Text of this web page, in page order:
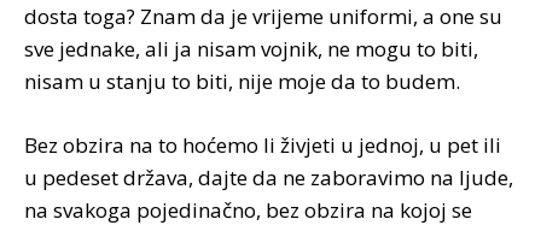
dosta toga? Znam da je vrijeme uniformi, a one su
sve jednake, ali ja nisam vojnik, ne mogu to biti,
nisam u stanju to biti, nije moje da to budem.
Bez obzira na to hoćemo li živjeti u jednoj, u pet ili
u pedeset država, dajte da ne zaboravimo na ljude,
na svakoga pojedinačno, bez obzira na kojoj se